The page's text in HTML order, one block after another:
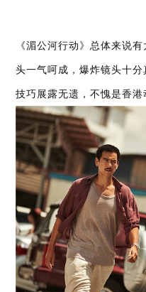
《湄公河行动》总体来说
头一气呵成，爆炸镜头十
技巧展露无遗，不愧是香港